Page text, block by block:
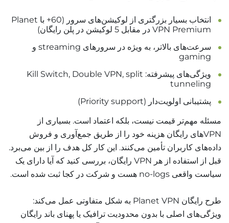
انتخاب بسیار بزرگتری از لوکیشن‌های سرور (60+ با Planet
VPN Premium در مقابل 5 لوکیشن در پلن رایگان)
سرعت‌های بالاتر، به ویژه در سرورهای streaming و
gaming
ویژگی‌های پیشرفته: Kill Switch, Double VPN, split
tunneling
پشتیبانی اولویت‌دار (Priority support)
مسئله مهم‌تر قیمت نیست، بلکه اعتماد است. بسیاری از
VPNهای رایگان هزینه خود را از طریق جمع‌آوری و فروش
داده‌های کاربران تأمین می‌کنند. این کار کل هدف را از بین می‌برد.
قبل از استفاده از هر VPN رایگان، بررسی کنید که آیا دارای یک
سیاست واقعی no-logs هست و شرکت در کجا ثبت شده است.
طرح رایگان Planet VPN به شکل متفاوتی عمل می‌کند:
ویژگی‌های اصلی با بدون محدودیت ترافیک یا پهنای باند رایگان